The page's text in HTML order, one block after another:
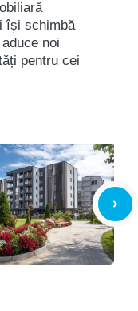
își schimbă
noi
pentru cei